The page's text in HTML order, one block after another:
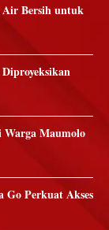
Bersih untuk
Maumolo
Go Perkuat Akses